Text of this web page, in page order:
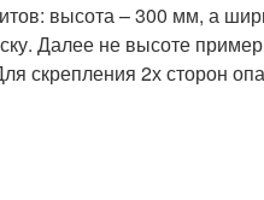
высота – 300 мм, а
Далее не высоте
скрепления 2х сторон